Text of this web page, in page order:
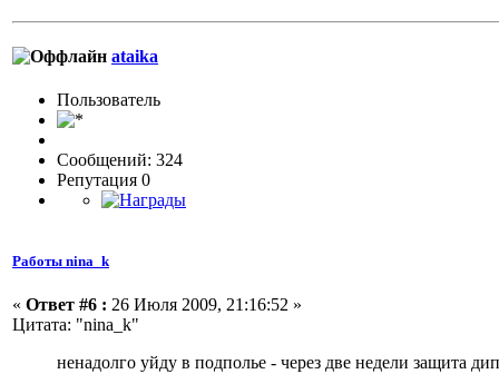
ataika
Пользовaтeль
Сообщений: 324
Репутация 0
Работы nina_k
« Ответ #6 : 26 Июля 2009, 21:16:52 »
Цитата: "nina_k"
ненадолго уйду в подполье - через две недели защита